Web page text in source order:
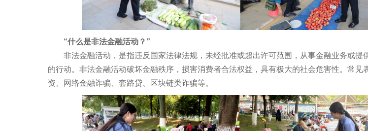
“什么是非法金融活动？”
非法金融活动，是指违反国家法律法规，未经批准或超出许可范围，从事金融业务或提
的行动。非法金融活动破坏金融秩序，损害消费者合法权益，具有极大的社会危害性。常见
资、网络金融诈骗、套路贷、区块链类诈骗等。